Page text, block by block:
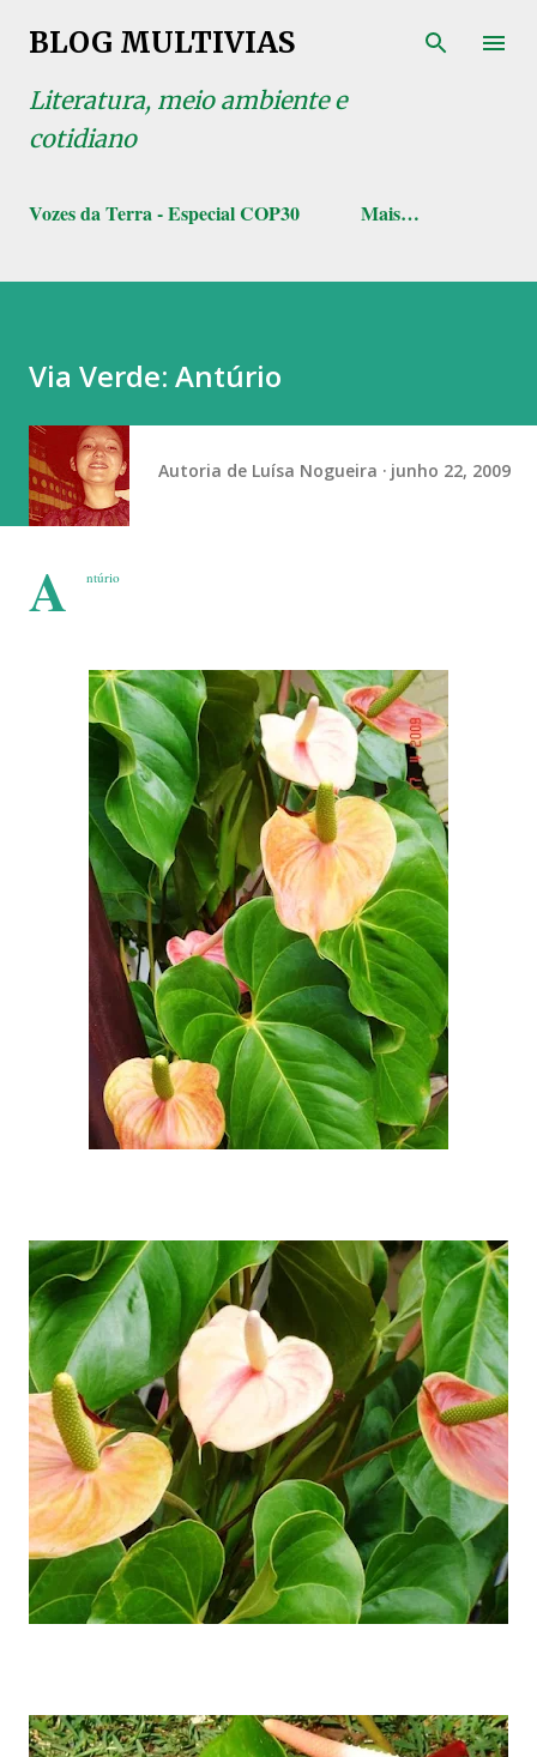
Pular para o conteúdo principal
BLOG MULTIVIAS
Literatura, meio ambiente e
cotidiano
Vozes da Terra - Especial COP30 Mais…
Via Verde: Antúrio
Autoria de Luísa Nogueira junho 22, 2009
A ntúrio